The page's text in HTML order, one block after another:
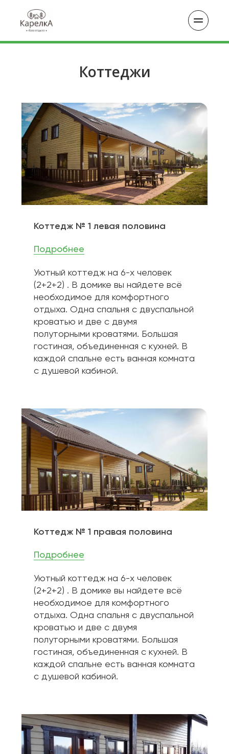
Коттеджи
Коттедж № 1 левая половина
Подробнее
Уютный коттедж на 6-х человек
(2+2+2) . В домике вы найдете всё
необходимое для комфортного
отдыха. Одна спальня с двуспальной
кроватью и две с двумя
полуторными кроватями. Большая
гостиная, объединенная с кухней. В
каждой спальне есть ванная комната
с душевой кабиной.
Коттедж № 1 правая половина
Подробнее
Уютный коттедж на 6-х человек
(2+2+2) . В домике вы найдете всё
необходимое для комфортного
отдыха. Одна спальня с двуспальной
кроватью и две с двумя
полуторными кроватями. Большая
гостиная, объединенная с кухней. В
каждой спальне есть ванная комната
с душевой кабиной.